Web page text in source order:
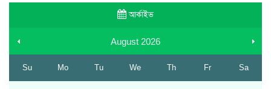
আর্কাইভ
August 2026
Su Mo Tu We Th Fr Sa